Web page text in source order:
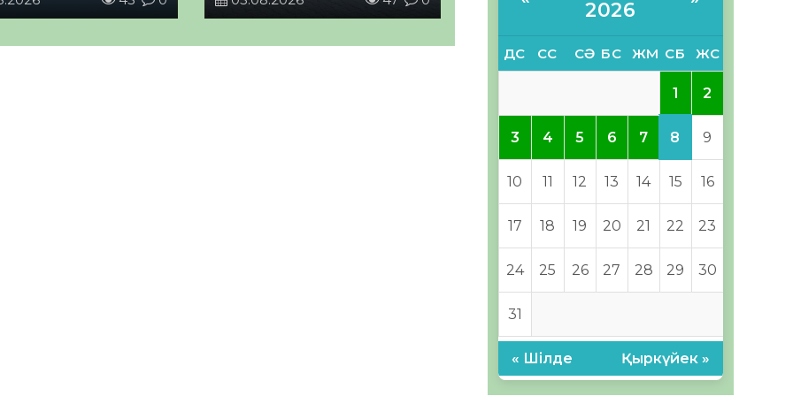
2026
ДС СС СӘ БС ЖМ СБ ЖС
1 2
3 4 5 6 7 8 9
10 11 12 13 14 15 16
17 18 19 20 21 22 23
24 25 26 27 28 29 30
31
« Шілде Қыркүйек »